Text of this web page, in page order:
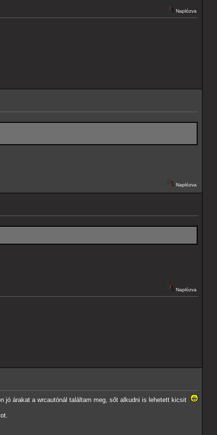
Naplózva
Naplózva
Naplózva
jó árakat a wrcautónál találtam meg, sőt alkudni is lehetett kicsit